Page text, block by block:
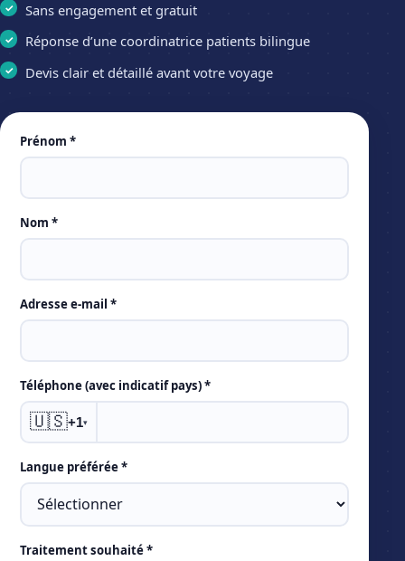
Sans engagement et gratuit
Réponse d’une coordinatrice patients bilingue
Devis clair et détaillé avant votre voyage
Leave
this
field
empty
Prénom *
Nom *
Adresse e-mail *
Téléphone (avec indicatif pays) *
🇺🇸+1▾
Langue préférée *
Traitement souhaité *